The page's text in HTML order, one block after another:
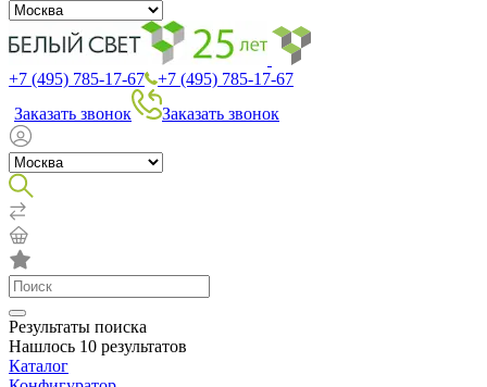
+7 (495) 785-17-67
+7 (495) 785-17-67
Заказать звонок
Заказать звонок
Результаты поиска
Нашлось 10 результатов
Каталог